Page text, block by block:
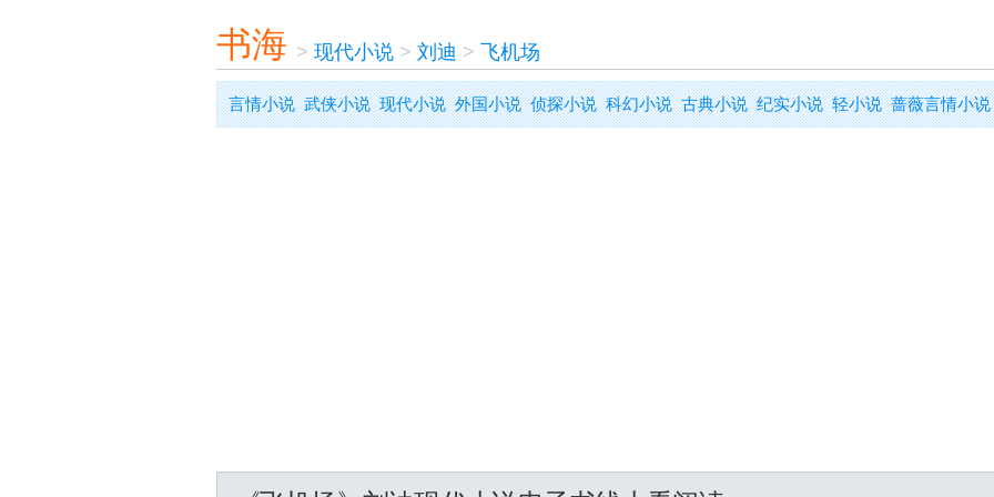
书海 > 现代小说> 刘迪 > 飞机场
言情小说 武侠小说 现代小说 外国小说 侦探小说 科幻小说 古典小说 纪实小说 轻小说 蔷薇言情小说